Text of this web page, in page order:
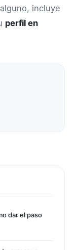
dar el paso
incluye
perfil en